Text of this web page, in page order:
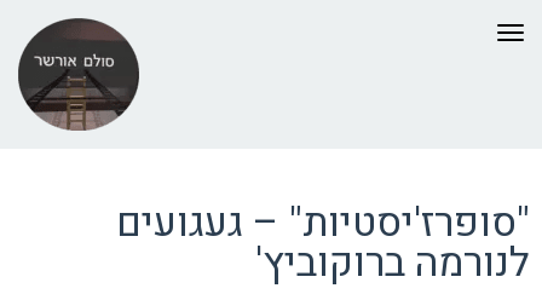
תפריט
"סופרז'יסטיות" – געגועים
לנורמה ברוקוביץ'